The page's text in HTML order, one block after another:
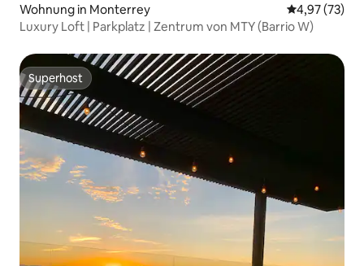
Wohnung in Monterrey
4,97 (73)
Luxury Loft | Parkplatz | Zentrum von MTY (Barrio W)
Superhost
Superhost